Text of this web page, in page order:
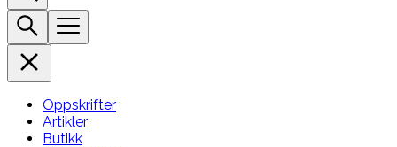
Oppskrifter
Artikler
Butikk